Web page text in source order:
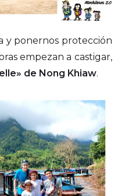
y ponernos protección
empezan a castigar,
de Nong Khiaw.